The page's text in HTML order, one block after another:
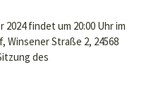
2024 findet um 20:00 Uhr im
Winsener Straße 2, 24568
des